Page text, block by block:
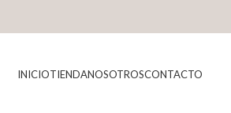
INICIOTIENDANOSOTROSCONTACTO